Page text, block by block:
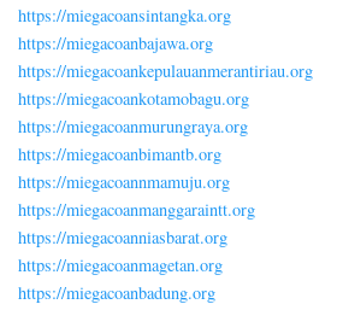
https://miegacoansintangka.org
https://miegacoanbajawa.org
https://miegacoankepulauanmerantiriau.org
https://miegacoankotamobagu.org
https://miegacoanmurungraya.org
https://miegacoanbimantb.org
https://miegacoannmamuju.org
https://miegacoanmanggaraintt.org
https://miegacoanniasbarat.org
https://miegacoanmagetan.org
https://miegacoanbadung.org